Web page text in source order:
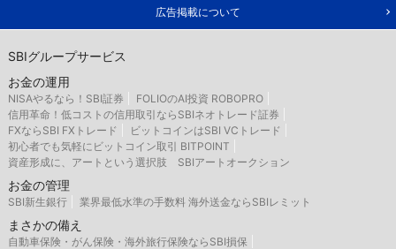
広告掲載について
SBIグループサービス
お金の運用
NISAやるなら！SBI証券
FOLIOのAI投資 ROBOPRO
信用革命！低コストの信用取引ならSBIネオトレード証券
FXならSBI FXトレード
ビットコインはSBI VCトレード
初心者でも気軽にビットコイン取引 BITPOINT
資産形成に、アートという選択肢 SBIアートオークション
お金の管理
SBI新生銀行 業界最低水準の手数料 海外送金ならSBIレミット
まさかの備え
自動車保険・がん保険・海外旅行保険ならSBI損保